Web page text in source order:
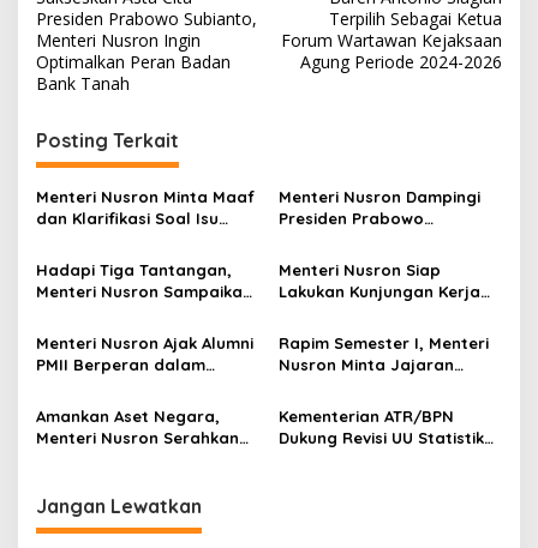
a
v
i
a
s
i
o
Presiden Prabowo Subianto,
Menteri Nusron Ingin
Optimalkan Peran Badan
Bank Tanah
Terpilih Sebagai Ketua
Forum Wartawan Kejaksaan
Agung Periode 2024-2026
Posting Terkait
Menteri Nusron Minta Maaf
dan Klarifikasi Soal Isu
Negara
Menteri Nusron Dampingi
Presiden Prabowo
Desa Merah Putih
Hadapi Tiga Tantangan,
Menteri Nusron Sampaikan
SDM di Hadapan Jajaran
Kanwil BPN Provinsi Sulut
Menteri Nusron Siap
Lakukan Kunjungan Kerja
Perkuat Kolaborasi Lintas
Sektor
Menteri Nusron Ajak Alumni
PMII Berperan dalam
Pemerataan, dan
Kesinambungan Ekonomi
Rapim Semester I, Menteri
Nusron Minta Jajaran
Layanan Elektronik
Amankan Aset Negara,
Menteri Nusron Serahkan
Tengah
Kementerian ATR/BPN
Dukung Revisi UU Statistik
Jangan Lewatkan